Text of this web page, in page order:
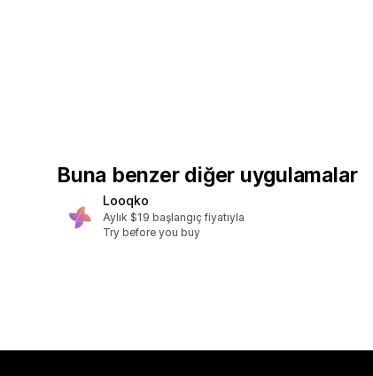
Buna benzer diğer uygulamalar
Looqko
Aylık $19 başlangıç fiyatıyla
Try before you buy